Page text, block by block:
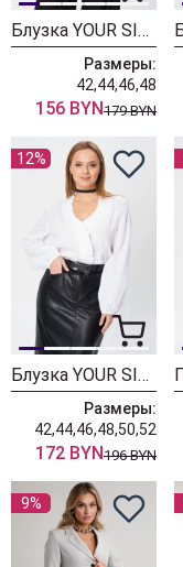
Блузка YOUR SIZE 2245
Размеры:
42,44,46,48
156 BYN179 BYN
12%
Блузка YOUR SIZE 2242
Размеры:
42,44,46,48,50,52
172 BYN196 BYN
9%